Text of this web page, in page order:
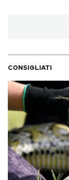
CONSIGLIATI